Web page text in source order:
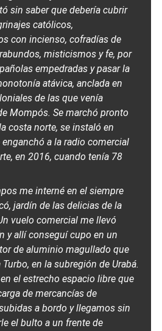
sin saber que debería cubrir
católicos,
con incienso, cofradías de
misticismos y fe, por
empedradas y pasar la
atávica, anclada en
de las que venía
Mompós. Se marchó pronto
costa norte, se instaló en
enganchó a la radio comercial
en 2016, cuando tenía 78
me interné en el siempre
jardín de las delicias de la
vuelo comercial me llevó
y allí conseguí cupo en un
de aluminio magullado que
en la subregión de Urabá.
el estrecho espacio libre que
de mercancías de
a bordo y llegamos sin
el bulto a un frente de